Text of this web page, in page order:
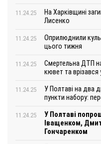
11.24.25
На Харківщині
Лисенко
11.24.25
Оприлюднили
цього тижня
11.24.25
Смертельна ДТП
кювет та врізався
11.24.25
У Полтаві на два
пункти набору:
11.24.25
У Полтаві
Іващенком,
Гончаренком